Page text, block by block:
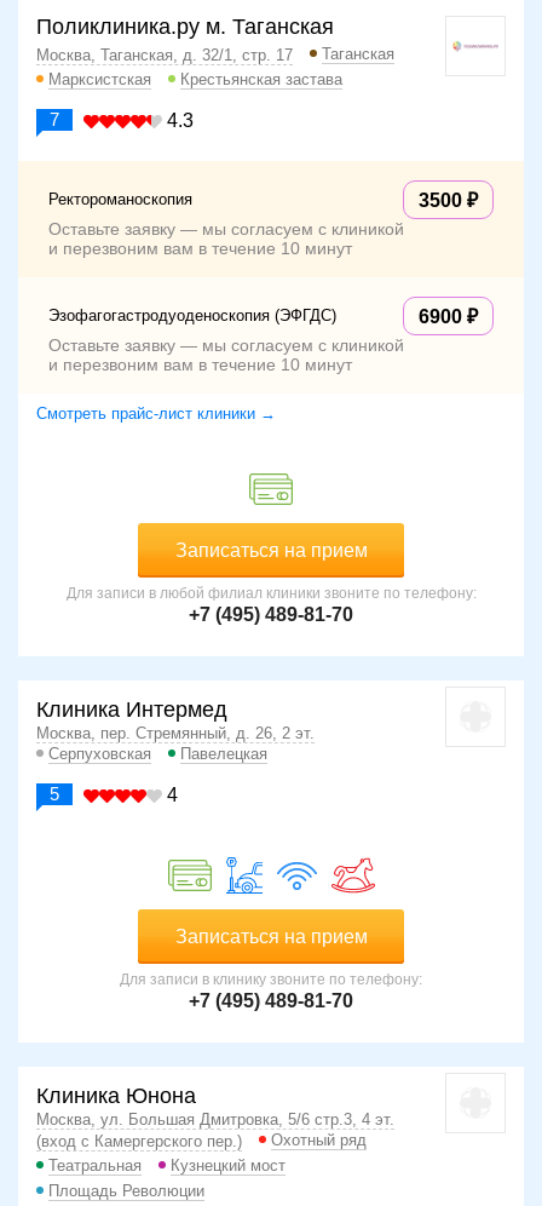
Поликлиника.ру м. Таганская
Москва, Таганская, д. 32/1, стр. 17
Таганская
Марксистская
Крестьянская застава
7 4.3
Ректороманоскопия 3500
Оставьте заявку — мы согласуем с клиникой
и перезвоним вам в течение 10 минут
Эзофагогастродуоденоскопия (ЭФГДС) 6900
Оставьте заявку — мы согласуем с клиникой
и перезвоним вам в течение 10 минут
Смотреть прайс-лист клиники →
Записаться на прием
Для записи в любой филиал клиники звоните по телефону:
+7 (495) 489-81-70
Клиника Интермед
Москва, пер. Стремянный, д. 26, 2 эт.
Серпуховская
Павелецкая
5 4
Записаться на прием
Для записи в клинику звоните по телефону:
+7 (495) 489-81-70
Клиника Юнона
Москва, ул. Большая Дмитровка, 5/6 стр.3, 4 эт.
(вход с Камергерского пер.)
Охотный ряд
Театральная
Кузнецкий мост
Площадь Революции